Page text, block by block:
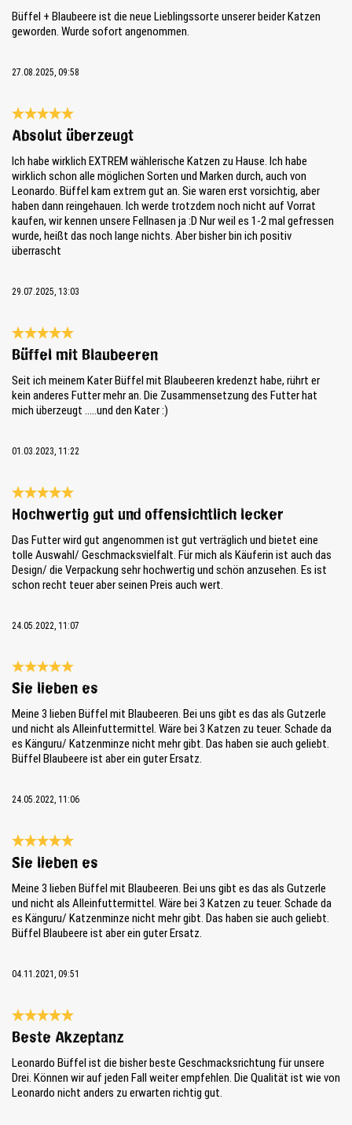
Büffel + Blaubeere ist die neue Lieblingssorte unserer beider Katzen
geworden. Wurde sofort angenommen.
27.08.2025, 09:58
Review with rating of 5 out of 5 stars
Absolut überzeugt
Ich habe wirklich EXTREM wählerische Katzen zu Hause. Ich habe
wirklich schon alle möglichen Sorten und Marken durch, auch von
Leonardo. Büffel kam extrem gut an. Sie waren erst vorsichtig, aber
haben dann reingehauen. Ich werde trotzdem noch nicht auf Vorrat
kaufen, wir kennen unsere Fellnasen ja :D Nur weil es 1-2 mal gefressen
wurde, heißt das noch lange nichts. Aber bisher bin ich positiv
überrascht
29.07.2025, 13:03
Review with rating of 5 out of 5 stars
Büffel mit Blaubeeren
Seit ich meinem Kater Büffel mit Blaubeeren kredenzt habe, rührt er
kein anderes Futter mehr an. Die Zusammensetzung des Futter hat
mich überzeugt .....und den Kater :)
01.03.2023, 11:22
Review with rating of 5 out of 5 stars
Hochwertig gut und offensichtlich lecker
Das Futter wird gut angenommen ist gut verträglich und bietet eine
tolle Auswahl/ Geschmacksvielfalt. Für mich als Käuferin ist auch das
Design/ die Verpackung sehr hochwertig und schön anzusehen. Es ist
schon recht teuer aber seinen Preis auch wert.
24.05.2022, 11:07
Review with rating of 5 out of 5 stars
Sie lieben es
Meine 3 lieben Büffel mit Blaubeeren. Bei uns gibt es das als Gutzerle
und nicht als Alleinfuttermittel. Wäre bei 3 Katzen zu teuer. Schade da
es Känguru/ Katzenminze nicht mehr gibt. Das haben sie auch geliebt.
Büffel Blaubeere ist aber ein guter Ersatz.
24.05.2022, 11:06
Review with rating of 5 out of 5 stars
Sie lieben es
Meine 3 lieben Büffel mit Blaubeeren. Bei uns gibt es das als Gutzerle
und nicht als Alleinfuttermittel. Wäre bei 3 Katzen zu teuer. Schade da
es Känguru/ Katzenminze nicht mehr gibt. Das haben sie auch geliebt.
Büffel Blaubeere ist aber ein guter Ersatz.
04.11.2021, 09:51
Review with rating of 5 out of 5 stars
Beste Akzeptanz
Leonardo Büffel ist die bisher beste Geschmacksrichtung für unsere
Drei. Können wir auf jeden Fall weiter empfehlen. Die Qualität ist wie von
Leonardo nicht anders zu erwarten richtig gut.